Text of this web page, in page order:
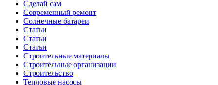
Сделай сам
Современный ремонт
Солнечные батареи
Статьи
Статьи
Статьи
Строительные материалы
Строительные организации
Строительство
Тепловые насосы